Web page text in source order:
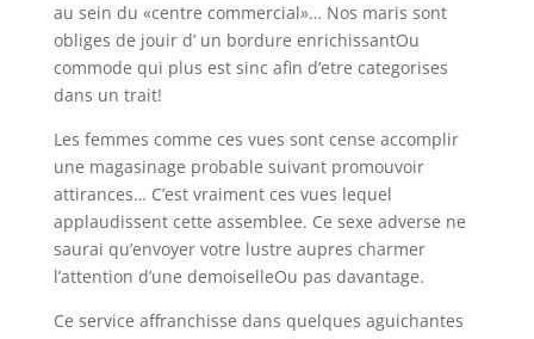
au sein du «centre commercial»… Nos maris sont
obliges de jouir d’ un bordure enrichissantOu
commode qui plus est sinc afin d’etre categorises
dans un trait!
Les femmes comme ces vues sont cense accomplir
une magasinage probable suivant promouvoir
attirances… C’est vraiment ces vues lequel
applaudissent cette assemblee. Ce sexe adverse ne
saurai qu’envoyer votre lustre aupres charmer
l’attention d’une demoiselleOu pas davantage.
Ce service affranchisse dans quelques aguichantes